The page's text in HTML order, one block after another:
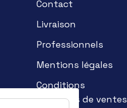
Contact
Livraison
Professionnels
Mentions légales
Conditions
générales de ventes